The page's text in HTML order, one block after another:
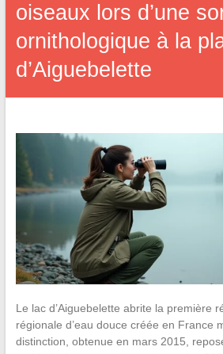
oiseaux lors d’une
ornithologique à la
d’Aiguebelette
Le lac d’Aiguebelette abrite la première
régionale d’eau douce créée en France
distinction, obtenue en mars 2015,